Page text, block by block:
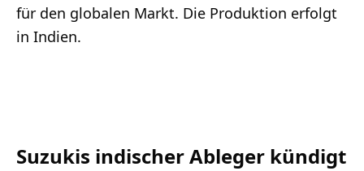
für den globalen Markt. Die Produktion erfolgt
in Indien.
Suzukis indischer Ableger kündigt